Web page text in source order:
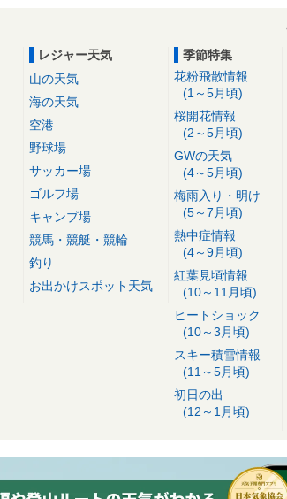
レジャー天気
山の天気
海の天気
空港
野球場
サッカー場
ゴルフ場
キャンプ場
競馬・競艇・競輪
釣り
お出かけスポット天気
季節特集
花粉飛散情報
(1～5月頃)
桜開花情報
(2～5月頃)
GWの天気
(4～5月頃)
梅雨入り・明け
(5～7月頃)
熱中症情報
(4～9月頃)
紅葉見頃情報
(10～11月頃)
ヒートショック
(10～3月頃)
スキー積雪情報
(11～5月頃)
初日の出
(12～1月頃)